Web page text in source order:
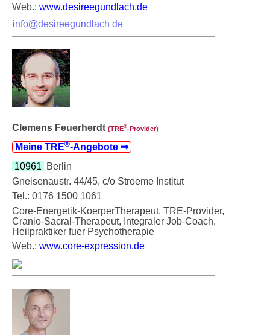
Web.: www.desireegundlach.de
Clemens Feuerherdt (TRE®‑Provider)
Meine TRE®‑Angebote ⇒
10961
Berlin
Gneisenaustr. 44/45, c/o Stroeme Institut
Tel.: 0176 1500 1061
Core-Energetik-KoerperTherapeut, TRE-Provider,
Cranio-Sacral-Therapeut, Integraler Job-Coach,
Heilpraktiker fuer Psychotherapie
Web.: www.core-expression.de